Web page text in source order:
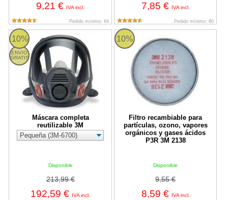
9,21 € IVA incl.
Pedido mínimo: 64
7,85 € IVA incl.
Pedido mínimo: 80
10%
ENVIO
GRATIS
Máscara completa
reutilizable 3M
Disponible
213,99 €
192,59 € IVA incl.
Máscara completa reutilizable 3M10%
Filtro recambiable para
partículas, ozono, vapores
orgánicos y gases ácidos
P3R 3M 2138
Disponible
9,55 €
8,59 € IVA incl.
Filtro recambiable para